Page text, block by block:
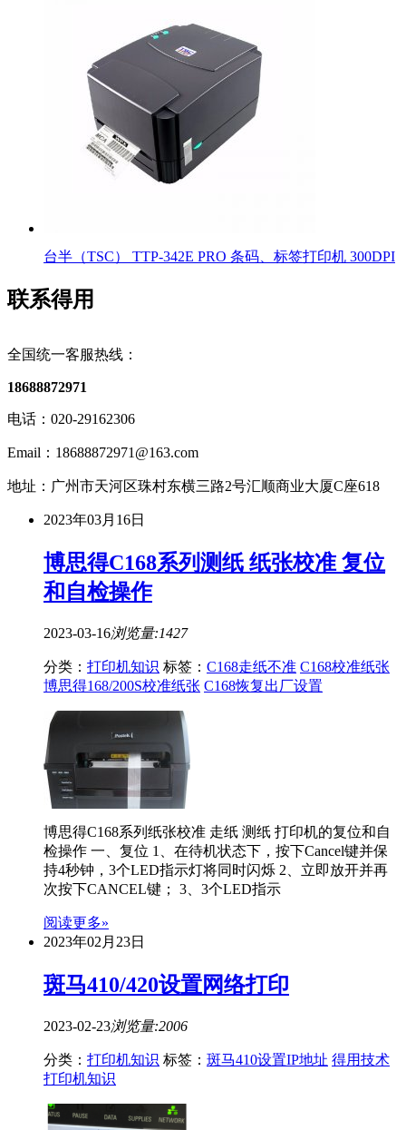
台半（TSC） TTP-342E PRO 条码、标签打印机 300DPI
联系得用
全国统一客服热线：
18688872971
电话：020-29162306
Email：18688872971@163.com
地址：广州市天河区珠村东横三路2号汇顺商业大厦C座618
2023年03月16日
博思得C168系列测纸 纸张校准 复位
和自检操作
2023-03-16浏览量:1427
分类： 打印机知识 标签： C168走纸不准 C168校准纸张
博思得168/200S校准纸张 C168恢复出厂设置
博思得C168系列纸张校准 走纸 测纸 打印机的复位和自
检操作 一、复位 1、在待机状态下，按下Cancel键并保
持4秒钟，3个LED指示灯将同时闪烁 2、立即放开并再
次按下CANCEL键； 3、3个LED指示
阅读更多»
2023年02月23日
斑马410/420设置网络打印
2023-02-23浏览量:2006
分类： 打印机知识 标签： 斑马410设置IP地址 得用技术
打印机知识